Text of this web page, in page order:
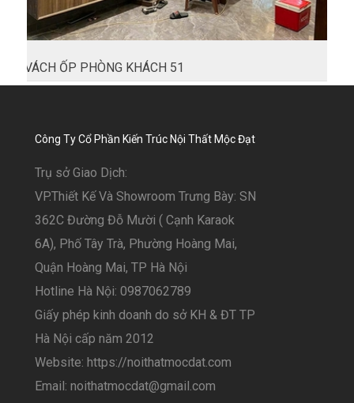
VÁCH ỐP PHÒNG KHÁCH 51
Công Ty Cổ Phần Kiến Trúc Nội Thất Mộc Đạt
Trụ sở Giao Dịch:
VP.Thiết Kế Và Showroom Trưng Bày: SN
362C Đường Đỗ Mười ( Cạnh Karaok
6A), Phố Tây Trà, Phường Hoàng Mai,
Quận Hoàng Mai, TP Hà Nội
Hotline Hà Nội: 0987062789
Giấy phép kinh doanh do sở KH & ĐT TP
Hà Nội cấp năm 2012
Website: https://noithatmocdat.com
Email: noithatmocdat@gmail.com